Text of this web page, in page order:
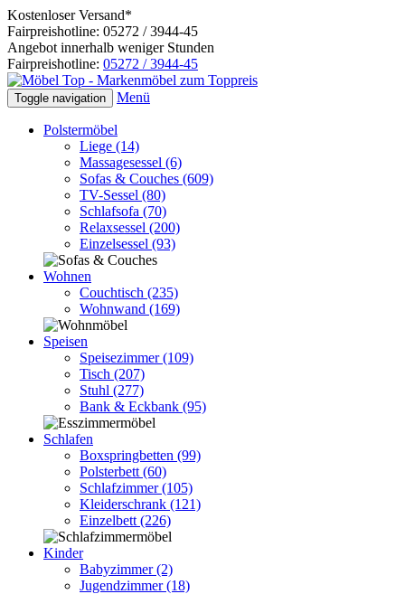
Kostenloser Versand*
Fairpreishotline: 05272 / 3944-45
Angebot innerhalb weniger Stunden
Fairpreishotline: 05272 / 3944-45
Toggle navigation Menü
Polstermöbel
Liege (14)
Massagesessel (6)
Sofas & Couches (609)
TV-Sessel (80)
Schlafsofa (70)
Relaxsessel (200)
Einzelsessel (93)
Wohnen
Couchtisch (235)
Wohnwand (169)
Speisen
Speisezimmer(109)
Tisch (207)
Stuhl (277)
Bank & Eckbank (95)
Schlafen
Boxspringbetten (99)
Polsterbett (60)
Schlafzimmer(105)
Kleiderschrank (121)
Einzelbett (226)
Kinder
Babyzimmer(2)
Jugendzimmer(18)